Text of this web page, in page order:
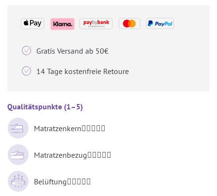
 Gratis Versand ab 50€
 14 Tage kostenfreie Retoure
Qualitätspunkte (1–5)
Matratzenkern
Matratzenbezug
Belüftung